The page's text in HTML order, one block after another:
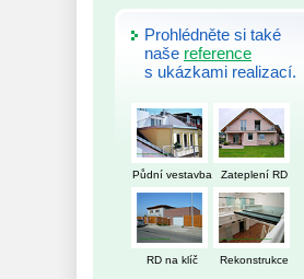
Prohlédněte si také
naše reference
s ukázkami realizací.
Půdní vestavba Zateplení RD
RD na klíč Rekonstrukce